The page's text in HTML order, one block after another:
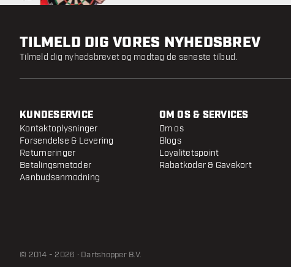
TILMELD DIG VORES NYHEDSBREV
Tilmeld dig nyhedsbrevet og modtag de seneste tilbud.
KUNDESERVICE
Kontaktoplysninger
Forsendelse & Levering
Returneringer
Betalingsmetoder
Aanbudsanmodning
OM OS & SERVICES
Om os
Blogs
Loyalitetspoint
Rabatkoder & Gavekort
© 2014 - 2026 · Dartshopper B.V.